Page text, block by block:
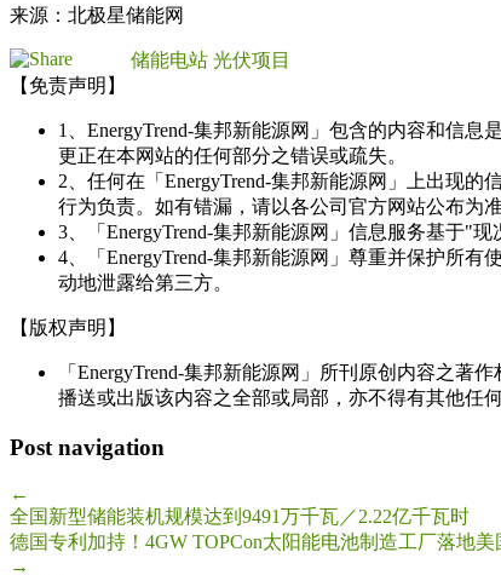
来源：北极星储能网
储能电站 光伏项目
【免责声明】
1、EnergyTrend-集邦新能源网」包含的内容和信
更正在本网站的任何部分之错误或疏失。
2、任何在「EnergyTrend-集邦新能源网」上出现
行为负责。如有错漏，请以各公司官方网站公布为准
3、「EnergyTrend-集邦新能源网」信息服务基于"
4、「EnergyTrend-集邦新能源网」尊重并保护所
动地泄露给第三方。
【版权声明】
「EnergyTrend-集邦新能源网」所刊原创内容之著
播送或出版该内容之全部或局部，亦不得有其他任
Post navigation
←
全国新型储能装机规模达到9491万千瓦／2.22亿千瓦时
德国专利加持！4GW TOPCon太阳能电池制造工厂落地美
→